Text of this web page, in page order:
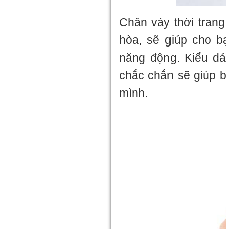
Chân váy thời
hòa, sẽ giúp cho
năng động. Kiểu
chắc chắn sẽ giúp
mình.